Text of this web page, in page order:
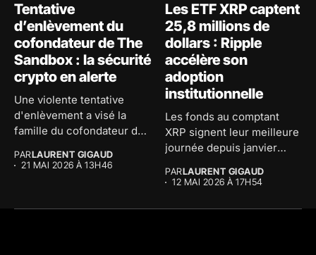
Tentative
d’enlèvement du
cofondateur de The
Sandbox : la sécurité
crypto en alerte
Une violente tentative
d'enlèvement a visé la
famille du cofondateur de
PARLAURENT GIGAUD
21 MAI 2026 À 13H46
Les ETF XRP captent
25,8 millions de
dollars : Ripple
accélère son
adoption
institutionnelle
Les fonds au comptant
XRP signent leur meilleure
journée depuis janvier
PARLAURENT GIGAUD
12 MAI 2026 À 17H54